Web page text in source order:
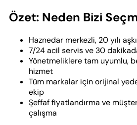
Özet: Neden Bizi
Haznedar merkezli, 20 yılı
7/24 acil servis ve 30
Yönetmeliklere tam uyumlu,
hizmet
Tüm markalar için orijinal
ekip
Şeffaf fiyatlandırma ve
çalışma